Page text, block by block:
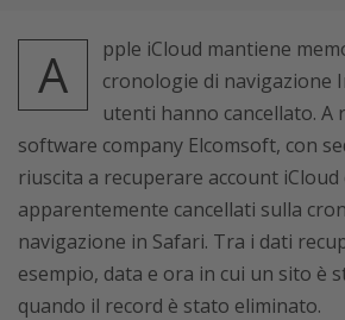
A
pple iCloud mantiene
cronologie di navigazione
utenti hanno cancellato. A
software company Elcomsoft, con
riuscita a recuperare account iCloud
apparentemente cancellati sulla
navigazione in Safari. Tra i dati
esempio, data e ora in cui un sito è
quando il record è stato eliminato.